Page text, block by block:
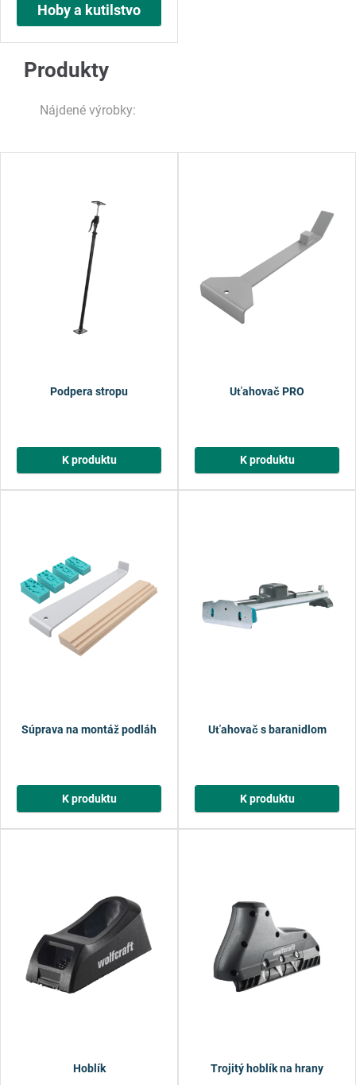
Hoby a kutilstvo
Produkty
Nájdené výrobky:
Podpera stropu
K produktu
Uťahovač PRO
K produktu
Súprava na montáž podláh
K produktu
Uťahovač s baranidlom
K produktu
Hoblík Trojitý hoblík na hrany